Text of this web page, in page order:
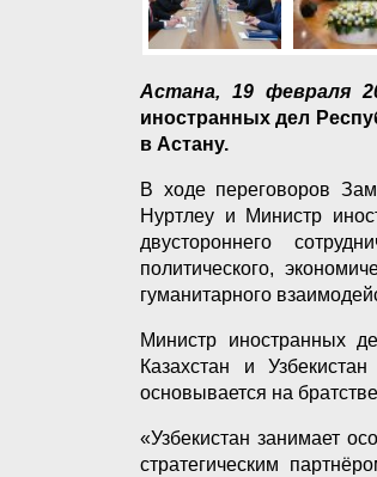
Астана, 19 февраля
иностранных дел
в Астану.
В ходе переговоров
Нуртлеу и Министр
двустороннего
политического,
гуманитарного
Министр иностранных
Казахстан и
основывается на
«Узбекистан занимает
стратегическим